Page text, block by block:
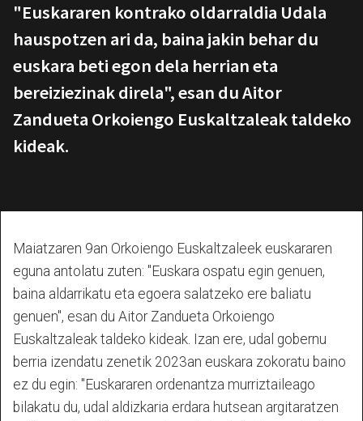
"Euskararen kontrako oldarraldia Udala
hauspotzen ari da, baina jakin behar du
euskara beti egon dela herrian eta
bereiziezinak direla", esan du Aitor
Zandueta Orkoiengo Euskaltzaleak taldeko
kideak.
Maiatzaren 9an Orkoiengo Euskaltzaleek euskararen
eguna antolatu zuten: "Euskara ospatu egin genuen,
baina aldarrikatu eta egoera salatzeko ere baliatu
genuen", esan du Aitor Zandueta Orkoiengo
Euskaltzaleak taldeko kideak. Izan ere, udal gobernu
berria izendatu zenetik 2023an euskara zokoratu baino
ez du egin: "Euskararen ordenantza murriztaileago
bilakatu du, udal aldizkaria erdara hutsean argitaratzen